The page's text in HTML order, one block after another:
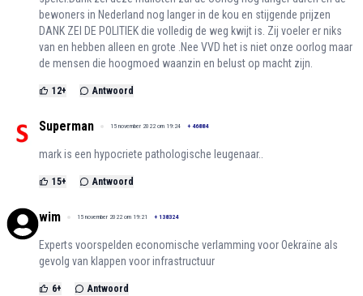
bewoners in Nederland nog langer in de kou en stijgende prijzen
DANK ZEI DE POLITIEK die volledig de weg kwijt is. Zij voeler er niks
van en hebben alleen en grote .Nee VVD het is niet onze oorlog maar
de mensen die hoogmoed waanzin en belust op macht zijn.
12+ Antwoord
Superman 15 november 2022 om 19:24 + 46884
mark is een hypocriete pathologische leugenaar..
15+ Antwoord
wim 15 november 2022 om 19:21 + 138324
Experts voorspelden economische verlamming voor Oekraïne als
gevolg van klappen voor infrastructuur
6+ Antwoord